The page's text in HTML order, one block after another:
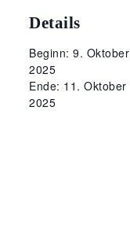
Details
Beginn: 9. Oktober
2025
Ende: 11. Oktober
2025